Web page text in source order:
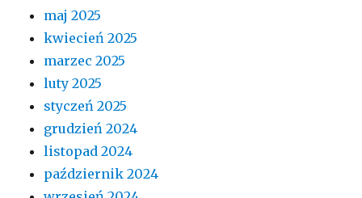
maj 2025
kwiecień 2025
marzec 2025
luty 2025
styczeń 2025
grudzień 2024
listopad 2024
październik 2024